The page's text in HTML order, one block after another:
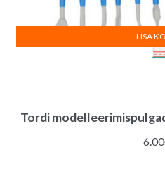
Tordi
6.00
LISA